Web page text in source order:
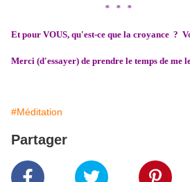
* * *
Et pour VOUS, qu'est-ce que la croyance ?
Merci (d'essayer) de prendre le temps de me
#Méditation
Partager